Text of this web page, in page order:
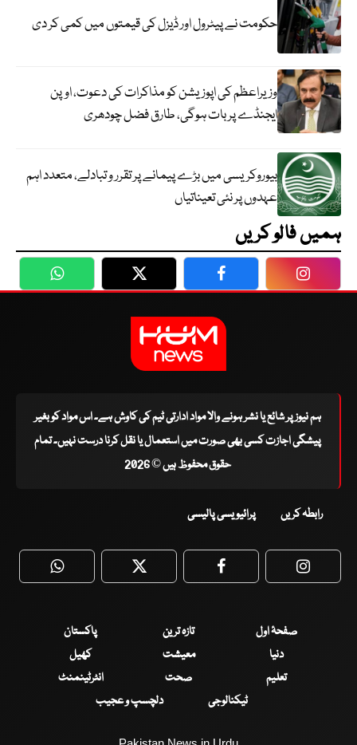
حکومت نے پیٹرول اور ڈیزل کی قیمتوں میں کمی کر دی
وزیراعظم کی اپوزیشن کو مذاکرات کی دعوت، اوپن
ایجنڈے پر بات ہوگی، طارق فضل چودھری
بیوروکریسی میں بڑے پیمانے پر تقرر و تبادلے، متعدد اہم
عہدوں پر نئی تعیناتیاں
ہمیں فالو کریں
WhatsApp Twitter Facebook
ہم نیوز پر شائع یا نشر ہونے والا مواد ادارتی ٹیم کی کاوش ہے۔ اس مواد کو بغیر
پیشگی اجازت کسی بھی صورت میں استعمال یا نقل کرنا درست نہیں۔ تمام
حقوق محفوظ ہیں © 2026
رابطہ کریں پرائیویسی پالیسی
WhatsApp Twitter Facebook
صفحۂ اول تازہ ترین
پاکستان
دنیا
معیشت
کھیل
تعلیم
صحت
انٹرٹینمنٹ
ٹیکنالوجی
دلچسپ و عجیب